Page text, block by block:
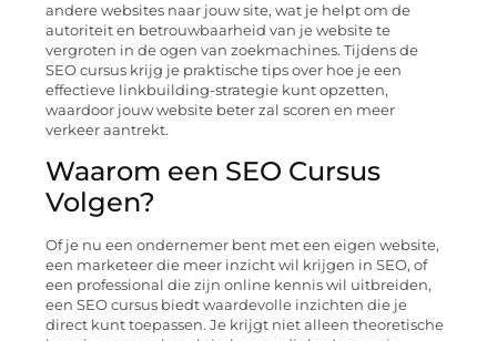
andere websites naar jouw site, wat je helpt om de
autoriteit en betrouwbaarheid van je website te
vergroten in de ogen van zoekmachines. Tijdens de
SEO cursus krijg je praktische tips over hoe je een
effectieve linkbuilding-strategie kunt opzetten,
waardoor jouw website beter zal scoren en meer
verkeer aantrekt.
Waarom een SEO Cursus
Volgen?
Of je nu een ondernemer bent met een eigen website,
een marketeer die meer inzicht wil krijgen in SEO, of
een professional die zijn online kennis wil uitbreiden,
een SEO cursus biedt waardevolle inzichten die je
direct kunt toepassen. Je krijgt niet alleen theoretische